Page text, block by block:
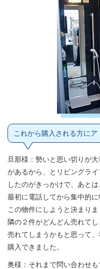
これから購入される方にア
旦那様：勢いと思い切りが
があるから、とリビングラ
したのがきっかけで、あとは
最初に電話してから集中的
この物件にしようと決まりま
隣の２件がどんどん売れて
売れてしまうかもと思って
購入できました。
奥様：それまで問い合わせ